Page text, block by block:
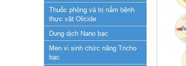
Thuốc phòng và trị nấm bệnh
thực vật Olicide
Dung dịch Nano bạc
Men vi sinh chức năng Tricho
bạc